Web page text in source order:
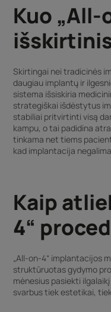
Kuo
Skirtingai nei tradicinės
daugiau implantų ir
sistema išsiskiria
strategiškai išdėstytus
stabiliai pritvirtinti visą
kampu, o tai padidina
tinkama net tiems
kad implantacija
Kaip
4“
„All-on-4“ implantacijos
struktūruotas gydymo
mėnesius pasiekti
svarbus tiek estetikai,